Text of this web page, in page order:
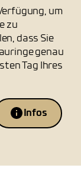
um
zu
dass Sie
genau
Tag Ihres
Infos